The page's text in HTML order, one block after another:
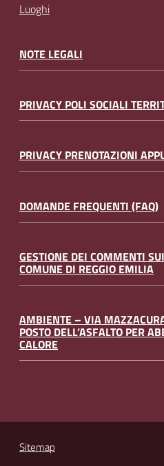
Luoghi
NOTE LEGALI
PRIVACY POLI SOCIALI
PRIVACY PRENOTAZIONI
DOMANDE FREQUENTI (FAQ)
GESTIONE DEI COMMENTI
COMUNE DI REGGIO EMILIA
AMBIENTE – VIA
POSTO DELL’ASFALTO PER
CALORE
Sitemap